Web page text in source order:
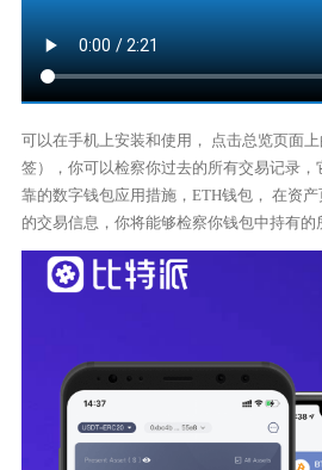
可以在手机上安装和使用， 点击总览页面
签），你可以检察你过去的所有交易记录
靠的数字钱包应用措施，ETH钱包， 在资
的交易信息，你将能够检察你钱包中持有的